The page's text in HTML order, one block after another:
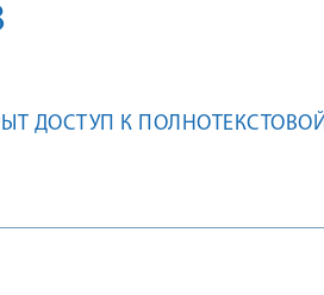
ДОСТУП К ПОЛНОТЕКСТОВОЙ